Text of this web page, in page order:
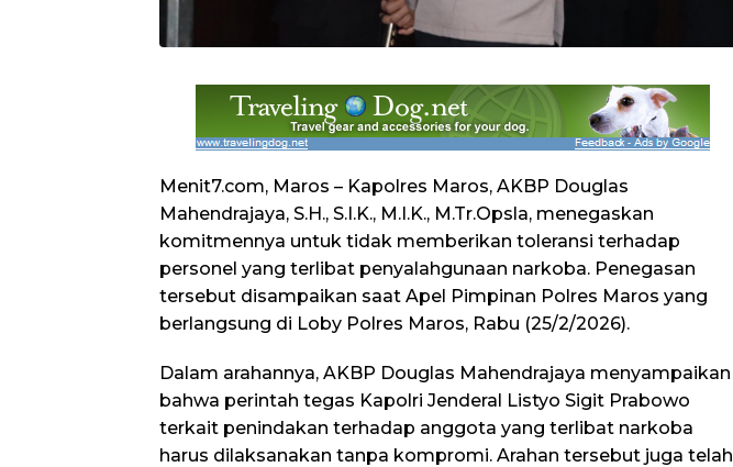
Menit7.com, Maros – Kapolres Maros, AKBP Douglas
Mahendrajaya, S.H., S.I.K., M.I.K., M.Tr.Opsla, menegaskan
komitmennya untuk tidak memberikan toleransi terhadap
personel yang terlibat penyalahgunaan narkoba. Penegasan
tersebut disampaikan saat Apel Pimpinan Polres Maros yang
berlangsung di Loby Polres Maros, Rabu (25/2/2026).
Dalam arahannya, AKBP Douglas Mahendrajaya menyampaikan
bahwa perintah tegas Kapolri Jenderal Listyo Sigit Prabowo
terkait penindakan terhadap anggota yang terlibat narkoba
harus dilaksanakan tanpa kompromi. Arahan tersebut juga telah